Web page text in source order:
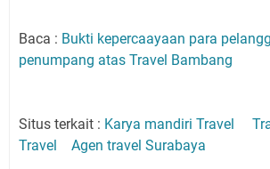
Baca : Bukti kepercaayaan para
penumpang atas Travel Bambang
Situs terkait : Karya mandiri Travel
Travel
Agen travel Surabaya